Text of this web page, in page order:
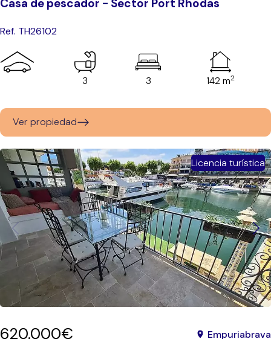
Casa de pescador - Sector Port Rhodas
Ref. TH26102
3 3 142 m2
Ver propiedad
Licencia turística
620.000€ Empuriabrava